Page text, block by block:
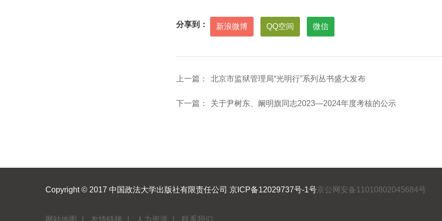
分享到： 新浪微博 QQ空间 微信
上一篇： 北京市监狱管理局“光明行”系列丛书盛大发布
下一篇： 关于尹树东、阚明旗同志2023—2024年度考核的公示
Copyright © 2017 中国政法大学出版社有限责任公司 京ICP备12029737号-1号京公网安备11010802045684号
网站地图 友情链接 人力资源 联系我们